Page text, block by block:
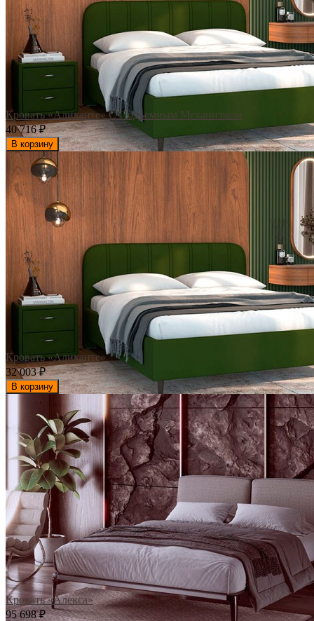
Кровать «Аликанте» С Подъемным Механизмом
40 716₽
В корзину
Кровать «Аликанте»
32 003₽
В корзину
Кровать «Алекса»
95 698₽